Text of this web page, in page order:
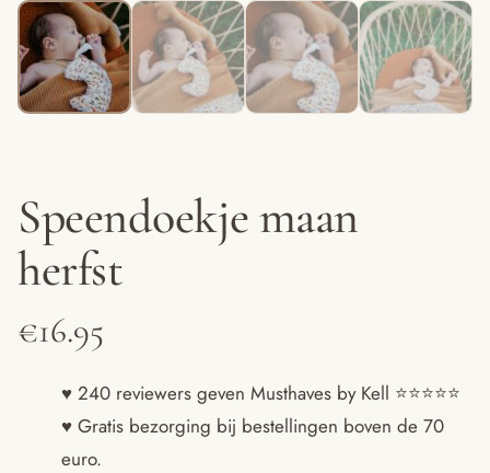
Speendoekje maan
herfst
€16.95
♥ 240 reviewers geven Musthaves by Kell ⭐️⭐️⭐️⭐️⭐️
♥ Gratis bezorging bij bestellingen boven de 70
euro.